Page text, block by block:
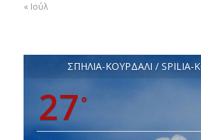
« Ιούλ
ΣΠΗΛΙΑ-ΚΟΥΡΔΑΛΙ / SPILIA-
27 °